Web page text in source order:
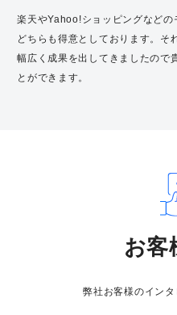
楽天やYahoo!ショッピングなど
どちらも得意としております。そ
幅広く成果を出してきましたので
とができます。
お客
弊社お客様のインタ